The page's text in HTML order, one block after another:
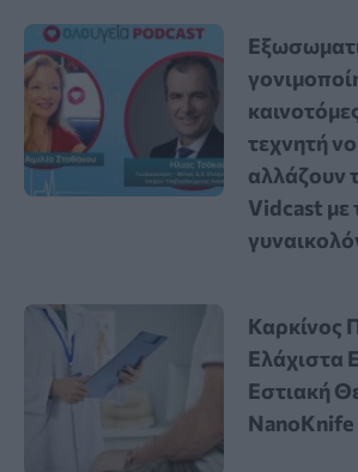
τεχνητή
αλλάζουν
Vidcast με
Καρκίνος
Ελάχιστα
Εστιακή
NanoKnife